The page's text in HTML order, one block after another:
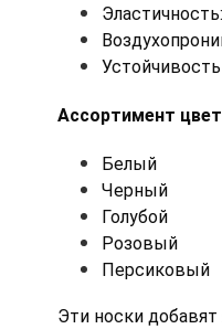
Ассортимент
Белый
Черный
Голубой
Розовый
Персиковый
Эти носки